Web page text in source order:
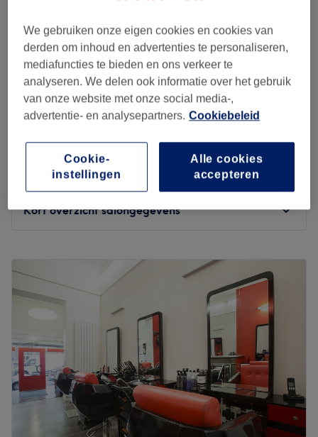
Serge Alexander (Anciennement Bjorn Olson)
4,9
92 reviews
Châtelain, Elsene
Laat zien op de kaart
Forfait Lissage rajeunissant - Botox
1 u 30 min - 3 uur
vanaf €150
Forfait Lissage japonais extra lisse
2 uur 15 min - 3 uur
vanaf
Kort overzicht salongegevens
09:00
Woensdag
09:00–18:30
Donderdag
09:00
18:30
09:00
18:30
09:00
Zondag
Gesloten
Installé à St Gilles, venez découvrir le salon de coiffure
Serge Alexander fort de ses 45 ans de carrière en
permanence à la recherche des nouvelles idées. Vous
We gebruiken onze eigen cookies en cookies van
derden om inhoud en advertenties te personaliseren,
mediafuncties te bieden en ons verkeer te
analyseren. We delen ook informatie over het gebruik
van onze website met onze social media-,
advertentie- en analysepartners. Cookiebeleid
Alle cookies
accepteren
Cookie-
instellingen